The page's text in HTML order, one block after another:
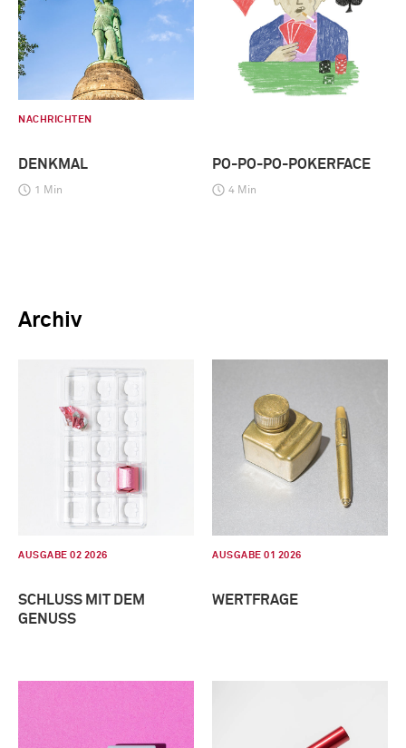
NACHRICHTEN
DENKMAL
1 Min
PO-PO-PO-POKERFACE
4 Min
Archiv
AUSGABE 02 2026
SCHLUSS MIT DEM
GENUSS
AUSGABE 01 2026
WERTFRAGE